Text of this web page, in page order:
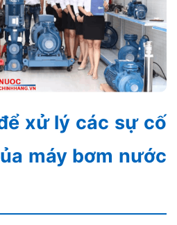
xử lý các sự cố
máy bơm nước